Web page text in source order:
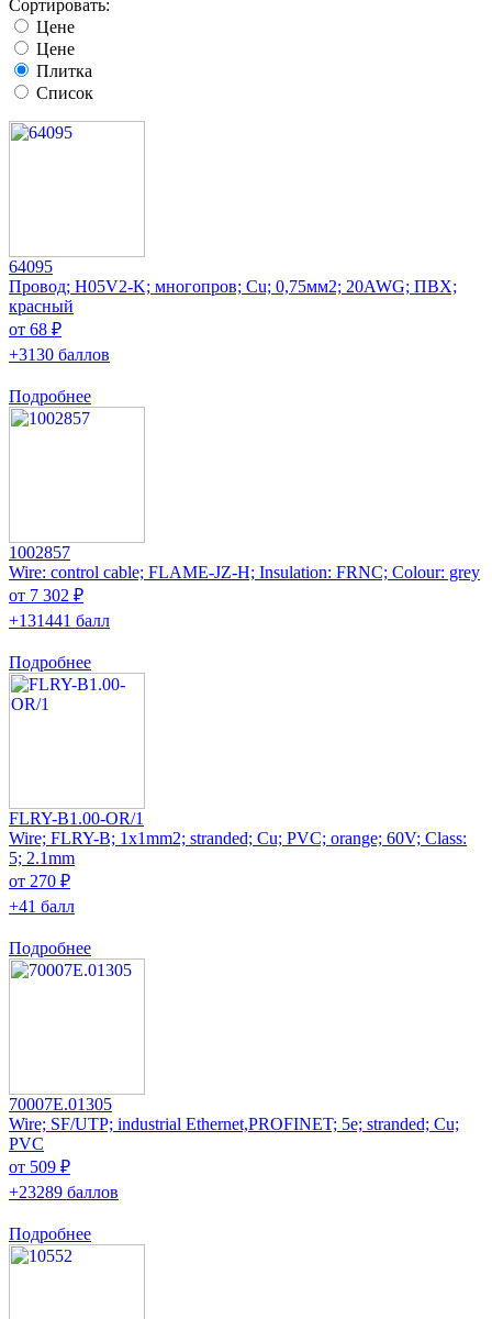
Сортировать:
Цене
Цене
Плитка
Список
64095
Провод; H05V2-K; многопров; Cu; 0,75мм2; 20AWG; ПВХ;
красный
от 68 ₽
+3130 баллов
Подробнее
1002857
Wire: control cable; FLAME-JZ-H; Insulation: FRNC; Colour: grey
от 7 302 ₽
+131441 балл
Подробнее
FLRY-B1.00-OR/1
Wire; FLRY-B; 1x1mm2; stranded; Cu; PVC; orange; 60V; Class:
5; 2.1mm
от 270 ₽
+41 балл
Подробнее
70007E.01305
Wire; SF/UTP; industrial Ethernet,PROFINET; 5e; stranded; Cu;
PVC
от 509 ₽
+23289 баллов
Подробнее